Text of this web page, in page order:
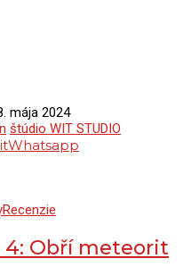
mája 2024
štúdio WIT STUDIO
Whatsapp
Recenzie
4: Obří meteorit